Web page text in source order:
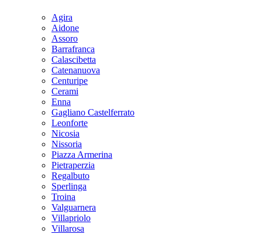
Agira
Aidone
Assoro
Barrafranca
Calascibetta
Catenanuova
Centuripe
Cerami
Enna
Gagliano Castelferrato
Leonforte
Nicosia
Nissoria
Piazza Armerina
Pietraperzia
Regalbuto
Sperlinga
Troina
Valguarnera
Villapriolo
Villarosa